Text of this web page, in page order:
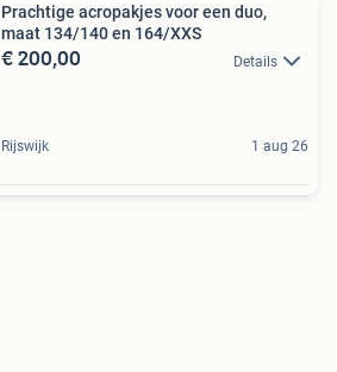
Prachtige acropakjes voor een duo,
maat 134/140 en 164/XXS
€ 200,00 Details
Rijswijk 1 aug 26